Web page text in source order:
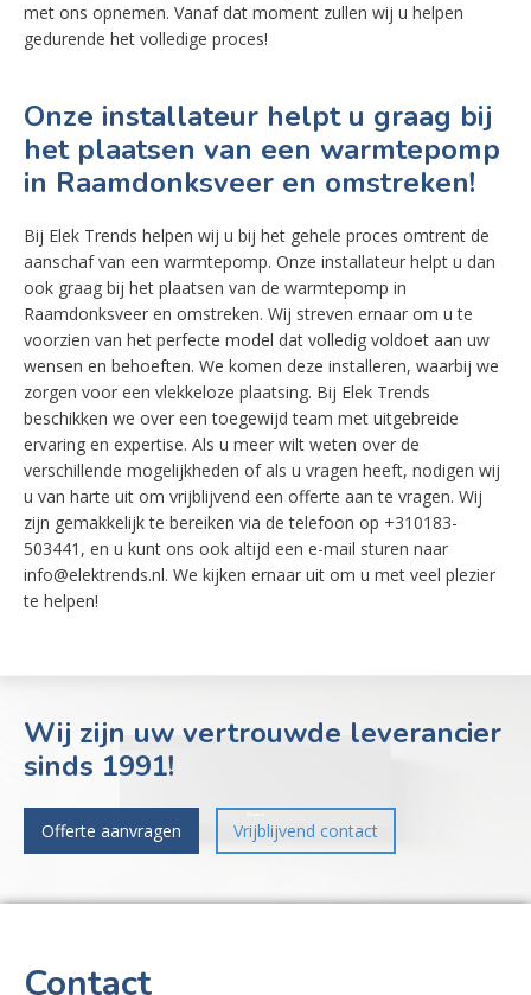
met ons opnemen. Vanaf dat moment zullen wij u helpen
gedurende het volledige proces!
Onze installateur helpt u graag bij
het plaatsen van een warmtepomp
in Raamdonksveer en omstreken!
Bij Elek Trends helpen wij u bij het gehele proces omtrent de
aanschaf van een warmtepomp. Onze installateur helpt u dan
ook graag bij het plaatsen van de warmtepomp in
Raamdonksveer en omstreken. Wij streven ernaar om u te
voorzien van het perfecte model dat volledig voldoet aan uw
wensen en behoeften. We komen deze installeren, waarbij we
zorgen voor een vlekkeloze plaatsing. Bij Elek Trends
beschikken we over een toegewijd team met uitgebreide
ervaring en expertise. Als u meer wilt weten over de
verschillende mogelijkheden of als u vragen heeft, nodigen wij
u van harte uit om vrijblijvend een offerte aan te vragen. Wij
zijn gemakkelijk te bereiken via de telefoon op +310183-
503441, en u kunt ons ook altijd een e-mail sturen naar
info@elektrends.nl. We kijken ernaar uit om u met veel plezier
te helpen!
Wij zijn uw vertrouwde leverancier
sinds 1991!
Offerte aanvragen Vrijblijvend contact
Contact